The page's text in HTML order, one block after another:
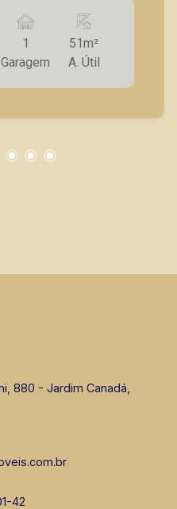
- Iluminação
Também
Jardim
casas e apartamentos
escolas, além
1
Garagem
51m²
A. Útil
880 - Jardim Canadá,
42